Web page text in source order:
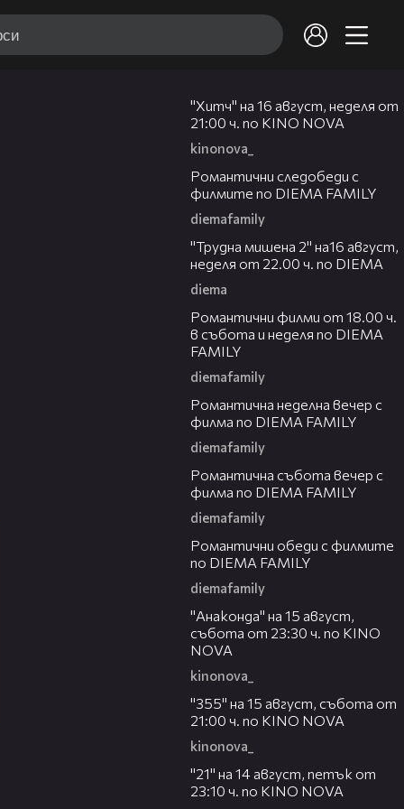
"Хитч" на 16 август, неделя от
21:00 ч. по KINO NOVA
kinonova_
Романтични следобеди с
филмите по DIEMA FAMILY
diemafamily
"Трудна мишена 2" на16 август,
неделя от 22.00 ч. по DIEMA
diema
Романтични филми от 18.00 ч.
в събота и неделя по DIEMA
FAMILY
diemafamily
Романтичнa неделна вечер с
филма по DIEMA FAMILY
diemafamily
Романтичнa събота вечер с
филма по DIEMA FAMILY
diemafamily
Романтични обеди с филмите
по DIEMA FAMILY
diemafamily
"Анаконда" на 15 август,
събота от 23:30 ч. по KINO
NOVA
kinonova_
"355" на 15 август, събота от
21:00 ч. по KINO NOVA
kinonova_
"21" на 14 август, петък от
23:10 ч. по KINO NOVA